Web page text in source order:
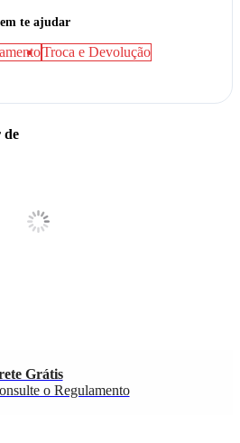
te ajudar
Troca e Devolução
de
Grátis
o Regulamento